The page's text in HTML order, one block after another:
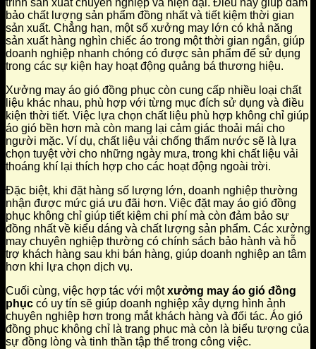
trình sản xuất chuyên nghiệp và hiện đại. Điều này giúp đảm
bảo chất lượng sản phẩm đồng nhất và tiết kiệm thời gian
sản xuất. Chẳng hạn, một số xưởng may lớn có khả năng
sản xuất hàng nghìn chiếc áo trong một thời gian ngắn, giúp
doanh nghiệp nhanh chóng có được sản phẩm để sử dụng
trong các sự kiện hay hoạt động quảng bá thương hiệu.
Xưởng may áo gió đồng phục còn cung cấp nhiều loại chất
liệu khác nhau, phù hợp với từng mục đích sử dụng và điều
kiện thời tiết. Việc lựa chọn chất liệu phù hợp không chỉ giúp
áo gió bền hơn mà còn mang lại cảm giác thoải mái cho
người mặc. Ví dụ, chất liệu vải chống thấm nước sẽ là lựa
chọn tuyệt vời cho những ngày mưa, trong khi chất liệu vải
thoáng khí lại thích hợp cho các hoạt động ngoài trời.
Đặc biệt, khi đặt hàng số lượng lớn, doanh nghiệp thường
nhận được mức giá ưu đãi hơn. Việc đặt may áo gió đồng
phục không chỉ giúp tiết kiệm chi phí mà còn đảm bảo sự
đồng nhất về kiểu dáng và chất lượng sản phẩm. Các xưởng
may chuyên nghiệp thường có chính sách bảo hành và hỗ
trợ khách hàng sau khi bán hàng, giúp doanh nghiệp an tâm
hơn khi lựa chọn dịch vụ.
Cuối cùng, việc hợp tác với mộtxưởng may áo gió đồng
phục có uy tín sẽ giúp doanh nghiệp xây dựng hình ảnh
chuyên nghiệp hơn trong mắt khách hàng và đối tác. Áo gió
đồng phục không chỉ là trang phục mà còn là biểu tượng của
sự đồng lòng và tinh thần tập thể trong công việc.